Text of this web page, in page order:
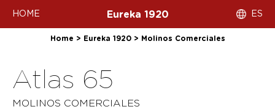
HOME Eureka 1920 ES
Home > Eureka 1920> Molinos Comerciales
Atlas 65
MOLINOS COMERCIALES